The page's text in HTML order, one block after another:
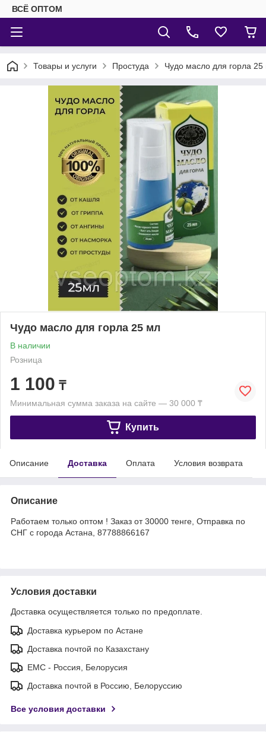
ВСЁ ОПТОМ
Товары и услуги Простуда Чудо масло для горла 25
Чудо масло для горла 25 мл
В наличии
Розница
1 100 ₸
Минимальная сумма заказа на сайте — 30 000 ₸
Купить
Описание Доставка Оплата Условия возврата
Описание
Работаем только оптом ! Заказ от 30000 тенге, Отправка по
СНГ с города Астана, 87788866167
Условия доставки
Доставка осуществляется только по предоплате.
Доставка курьером по Астане
Доставка почтой по Казахстану
ЕМС - Россия, Белорусия
Доставка почтой в Россию, Белоруссию
Все условия доставки